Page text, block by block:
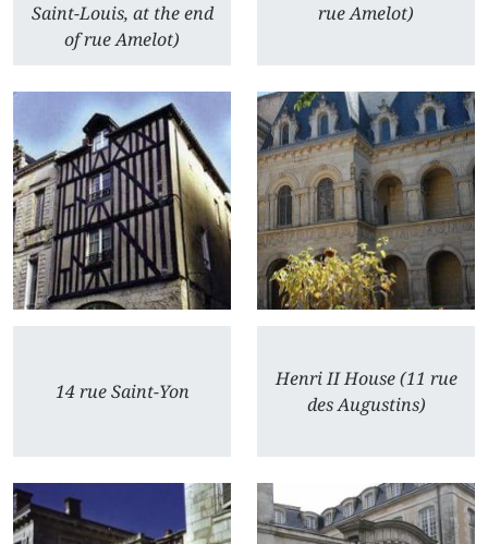
Saint-Louis, at the end
of rue Amelot)
rue Amelot)
14 rue Saint-Yon
Henri II House (11 rue
des Augustins)